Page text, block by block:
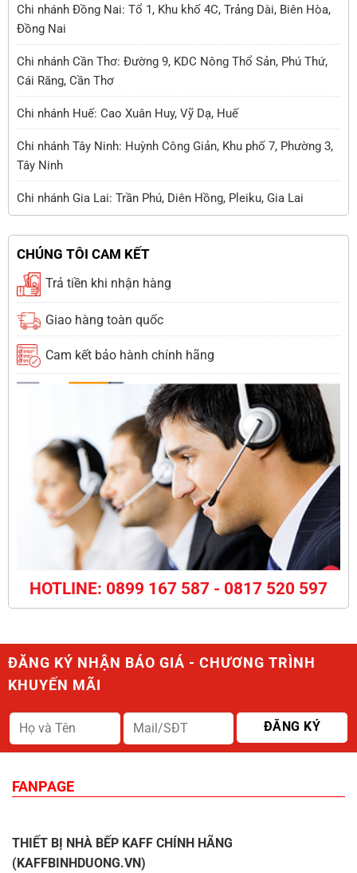
Chi nhánh Đồng Nai: Tổ 1, Khu khố 4C, Trảng Dài, Biên Hòa,
Đồng Nai
Chi nhánh Cần Thơ: Đường 9, KDC Nông Thổ Sản, Phú Thứ,
Cái Răng, Cần Thơ
Chi nhánh Huế: Cao Xuân Huy, Vỹ Dạ, Huế
Chi nhánh Tây Ninh: Huỳnh Công Giản, Khu phố 7, Phường 3,
Tây Ninh
Chi nhánh Gia Lai: Trần Phú, Diên Hồng, Pleiku, Gia Lai
CHÚNG TÔI CAM KẾT
Trả tiền khi nhận hàng
Giao hàng toàn quốc
Cam kết bảo hành chính hãng
HOTLINE: 0899 167 587 - 0817 520 597
ĐĂNG KÝ NHẬN BÁO GIÁ - CHƯƠNG TRÌNH
KHUYẾN MÃI
FANPAGE
THIẾT BỊ NHÀ BẾP KAFF CHÍNH HÃNG
(KAFFBINHDUONG.VN)